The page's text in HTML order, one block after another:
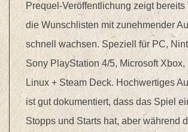
Prequel-Veröffentlichung zeigt bereits
die Wunschlisten mit zunehmender
schnell wachsen. Speziell für PC,
Sony PlayStation 4/5, Microsoft Xbox,
Linux + Steam Deck. Hochwertiges
ist gut dokumentiert, dass das Spiel
Stopps und Starts hat, aber während